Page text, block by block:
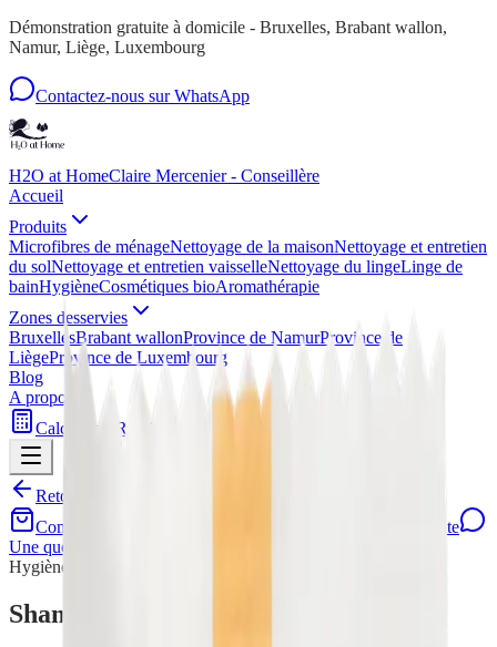
Démonstration gratuite à domicile - Bruxelles, Brabant wallon,
Namur, Liège, Luxembourg
Contactez-nous sur WhatsApp
H2O at HomeClaire Mercenier - Conseillère
Accueil
Produits
Microfibres de ménageNettoyage de la maisonNettoyage et entretien
du solNettoyage et entretien vaisselleNettoyage du lingeLinge de
bainHygièneCosmétiques bioAromathérapie
Zones desservies
BruxellesBrabant wallonProvince de NamurProvince de
LiègeProvince de Luxembourg
Blog
A propos
Calculateur
Rejoindre mon équipe
Retour a
Commander sur la boutique
Demander une demo gratuite
Une question ? WhatsApp
Hygiène
Shampoing Toutou